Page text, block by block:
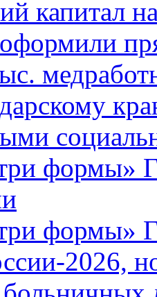
капитал
оформили
формы»
формы»
2026,